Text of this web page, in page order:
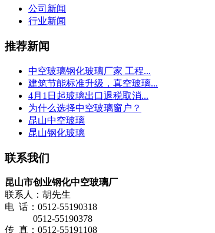
公司新闻
行业新闻
推荐新闻
中空玻璃钢化玻璃厂家 工程...
建筑节能标准升级，真空玻璃...
4月1日起玻璃出口退税取消...
为什么选择中空玻璃窗户？
昆山中空玻璃
昆山钢化玻璃
联系我们
昆山市创业钢化中空玻璃厂
联系人：胡先生
电 话：0512-55190318
0512-55190378
传 真：0512-55191108